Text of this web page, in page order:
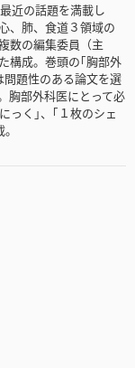
近の話題を満載し
、肺、食道３領域の
数の編集委員（主
構成。巻頭の｢胸部外
題性のある論文を選
胸部外科医にとって必
っく｣、｢１枚のシェ